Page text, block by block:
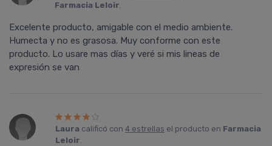
Farmacia Leloir.
Excelente producto, amigable con el medio ambiente.
Humecta y no es grasosa. Muy conforme con este
producto. Lo usare mas días y veré si mis lineas de
expresión se van
Laura calificó con4 estrellas el producto en Farmacia
Leloir.